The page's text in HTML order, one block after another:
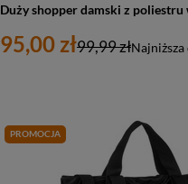
95,00 zł Najniższa
99,99 zł
PROMOCJA